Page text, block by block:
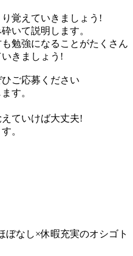
覚えていきましょう!
いて説明します。
勉強になることがたくさん
きましょう!
ご応募ください
す。
ていけば大丈夫!
。
なし×休暇充実のオシゴト